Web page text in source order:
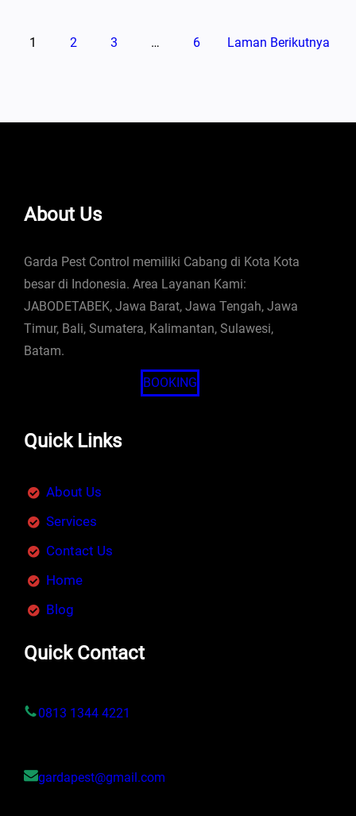
1 2 3 … 6 Laman Berikutnya
About Us
Garda Pest Control memiliki Cabang di Kota Kota
besar di Indonesia. Area Layanan Kami:
JABODETABEK, Jawa Barat, Jawa Tengah, Jawa
Timur, Bali, Sumatera, Kalimantan, Sulawesi,
Batam.
BOOKING
Quick Links
About Us
Services
Contact Us
Home
Blog
Quick Contact
0813 1344 4221
gardapest@gmail.com